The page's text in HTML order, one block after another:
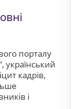
порталу
український
кадрів,
і